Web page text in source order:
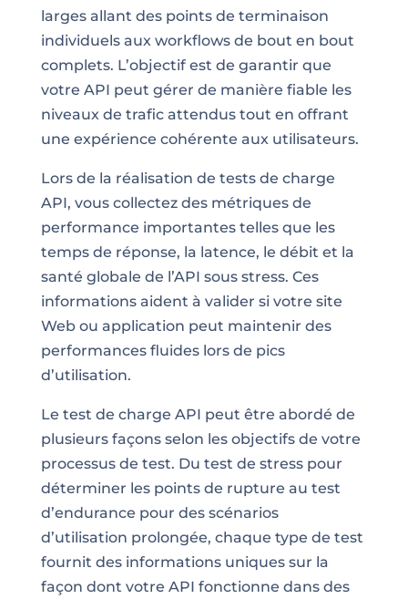
larges allant des points de terminaison
individuels aux workflows de bout en bout
complets. L’objectif est de garantir que
votre API peut gérer de manière fiable les
niveaux de trafic attendus tout en offrant
une expérience cohérente aux utilisateurs.
Lors de la réalisation de tests de charge
API, vous collectez des métriques de
performance importantes telles que les
temps de réponse, la latence, le débit et la
santé globale de l’API sous stress. Ces
informations aident à valider si votre site
Web ou application peut maintenir des
performances fluides lors de pics
d’utilisation.
Le test de charge API peut être abordé de
plusieurs façons selon les objectifs de votre
processus de test. Du test de stress pour
déterminer les points de rupture au test
d’endurance pour des scénarios
d’utilisation prolongée, chaque type de test
fournit des informations uniques sur la
façon dont votre API fonctionne dans des